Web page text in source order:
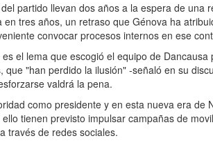
partido llevan dos años a la espera de una
en tres años, un retraso que Génova ha
convocar procesos internos en ese
el lema que escogió el equipo de
que "han perdido la ilusión" -señaló en su
valdrá la pena.
como presidente y en esta nueva era
tienen previsto impulsar campañas de
través de redes sociales.